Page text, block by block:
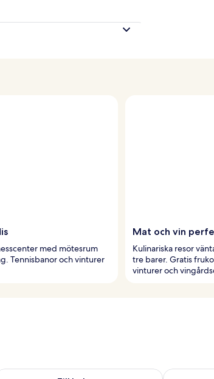
med mötesrum
Tennisbanor och vinturer
Mat och vin
Kulinariska resor
tre barer. Gratis
vinturer och
7 - aug. 8tillgängligheten för den här helgen
Kontrollera